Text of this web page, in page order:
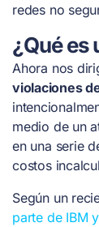
redes no
¿Qué es
Ahora nos
violaciones
medio de un
en una serie
costos
Según un
parte de IBM